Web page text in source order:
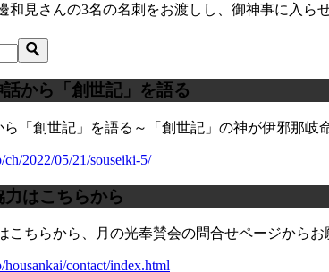
和見さんの3名の名刺をお渡しし、御神事に入ら
話から「創世記」を語る
ら「創世記」を語る～「創世記」の神が伊邪那岐
2022/05/21/souseiki-5/
はこちらから
こちらから、月の光奉賛会の問合せページからお
contact/index.html